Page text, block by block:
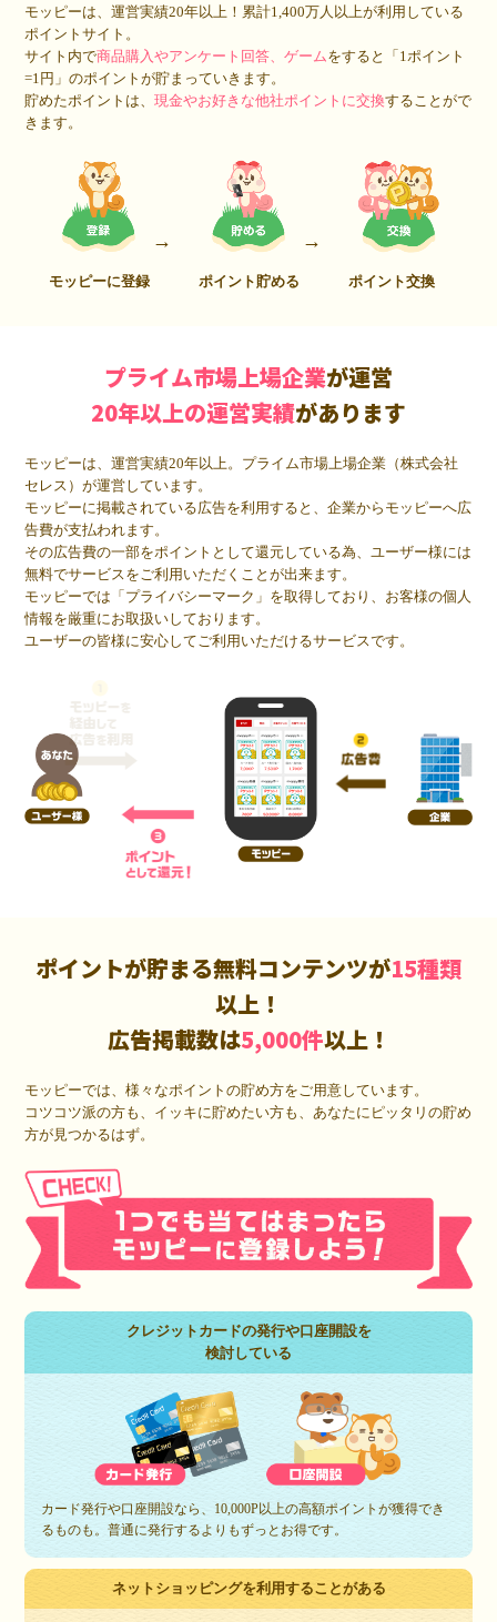
モッピーは、運営実績20年以上！累計1,400万人 以上が利用している
ポイントサイト。
サイト内で商品購入やアンケート回答、ゲームをすると「1ポイント
=1円」のポイントが貯まっていきます。
貯めたポイントは、現金やお好きな他社ポイントに交換することがで
きます。
モッピーに登録 ポイント貯める ポイント交換
プライム市場上場企業が運営
20年以上の運営実績があります
モッピーは、運営実績20年以上。プライム市場上場企業（株式会社
セレス）が運営しています。
モッピーに掲載されている広告を利用すると、企業からモッピーへ広
告費が支払われます。
その広告費の一部をポイントとして還元している為、ユーザー様には
無料でサービスをご利用いただくことが出来ます。
モッピーでは「プライバシーマーク」を取得しており、お客様の個人
情報を厳重にお取扱いしております。
ユーザーの皆様に安心してご利用いただけるサービスです。
ポイントが貯まる無料コンテンツが15種類
以上！
広告掲載数は5,000件以上！
モッピーでは、様々なポイントの貯め方をご用意しています。
コツコツ派の方も、イッキに貯めたい方も、あなたにピッタリの貯め
方が見つかるはず。
クレジットカードの発行や口座開設を
検討している
カード発行や口座開設なら、10,000P以上の高額ポイントが獲得でき
るものも。普通に発行するよりもずっとお得です。
ネットショッピングを利用することがある